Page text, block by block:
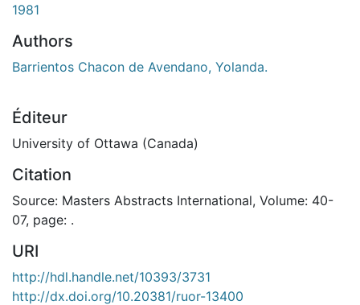
1981
Authors
Barrientos Chacon de Avendano, Yolanda.
Éditeur
University of Ottawa (Canada)
Citation
Source: Masters Abstracts International, Volume: 40-
07, page: .
URI
http://hdl.handle.net/10393/3731
http://dx.doi.org/10.20381/ruor-13400